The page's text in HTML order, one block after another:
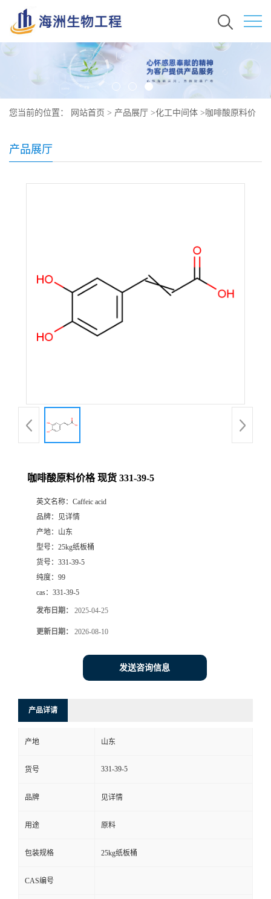
您当前的位置： 网站首页 > 产品展厅 >化工中间体 >咖啡酸原料价
产品展厅
咖啡酸原料价格 现货 331-39-5
英文名称： Caffeic acid
品牌：
见详情
产地： 山东
型号： 25kg纸板桶
货号： 331-39-5
纯度： 99
cas： 331-39-5
发布日期： 2025-04-25
更新日期： 2026-08-10
发送咨询信息
产品详请
产地 山东
货号 331-39-5
品牌 见详情
用途 原料
包装规格 25kg纸板桶
CAS编号